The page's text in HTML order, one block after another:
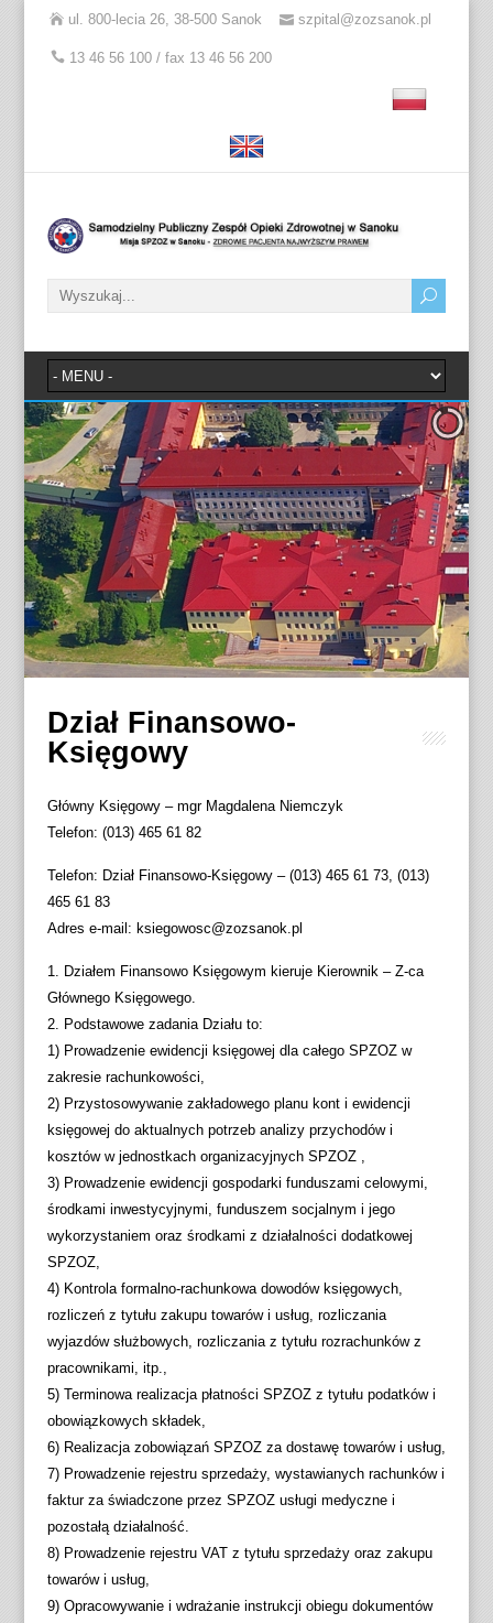
ul. 800-lecia 26, 38-500 Sanok szpital@zozsanok.pl
13 46 56 100 / fax 13 46 56 200
Dział Finansowo-
Księgowy
Główny Księgowy – mgr Magdalena Niemczyk
Telefon: (013) 465 61 82
Telefon: Dział Finansowo-Księgowy – (013) 465 61 73, (013)
465 61 83
Adres e-mail: ksiegowosc@zozsanok.pl
1. Działem Finansowo Księgowym kieruje Kierownik – Z-ca
Głównego Księgowego.
2. Podstawowe zadania Działu to:
1) Prowadzenie ewidencji księgowej dla całego SPZOZ w
zakresie rachunkowości,
2) Przystosowywanie zakładowego planu kont i ewidencji
księgowej do aktualnych potrzeb analizy przychodów i
kosztów w jednostkach organizacyjnych SPZOZ ,
3) Prowadzenie ewidencji gospodarki funduszami celowymi,
środkami inwestycyjnymi, funduszem socjalnym i jego
wykorzystaniem oraz środkami z działalności dodatkowej
SPZOZ,
4) Kontrola formalno-rachunkowa dowodów księgowych,
rozliczeń z tytułu zakupu towarów i usług, rozliczania
wyjazdów służbowych, rozliczania z tytułu rozrachunków z
pracownikami, itp.,
5) Terminowa realizacja płatności SPZOZ z tytułu podatków i
obowiązkowych składek,
6) Realizacja zobowiązań SPZOZ za dostawę towarów i usług,
7) Prowadzenie rejestru sprzedaży, wystawianych rachunków i
faktur za świadczone przez SPZOZ usługi medyczne i
pozostałą działalność.
8) Prowadzenie rejestru VAT z tytułu sprzedaży oraz zakupu
towarów i usług,
9) Opracowywanie i wdrażanie instrukcji obiegu dokumentów